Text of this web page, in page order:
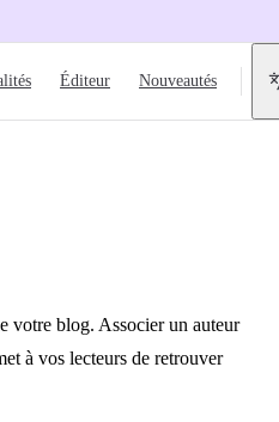
Éditeur Nouveautés
votre blog. Associer un auteur
à vos lecteurs de retrouver